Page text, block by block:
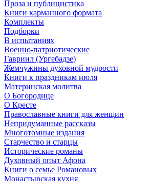
Проза и публицистика
Книги карманного формата
Комплекты
Подборки
В испытаниях
Военно-патриотические
Гавриил (Ургебадзе)
Жемчужины духовной мудрости
Книги к праздникам июля
Материнская молитва
О Богородице
О Кресте
Православные книги для женщин
Непридуманные рассказы
Многотомные издания
Старчество и старцы
Исторические романы
Духовный опыт Афона
Книги о семье Романовых
Монастырская кухня